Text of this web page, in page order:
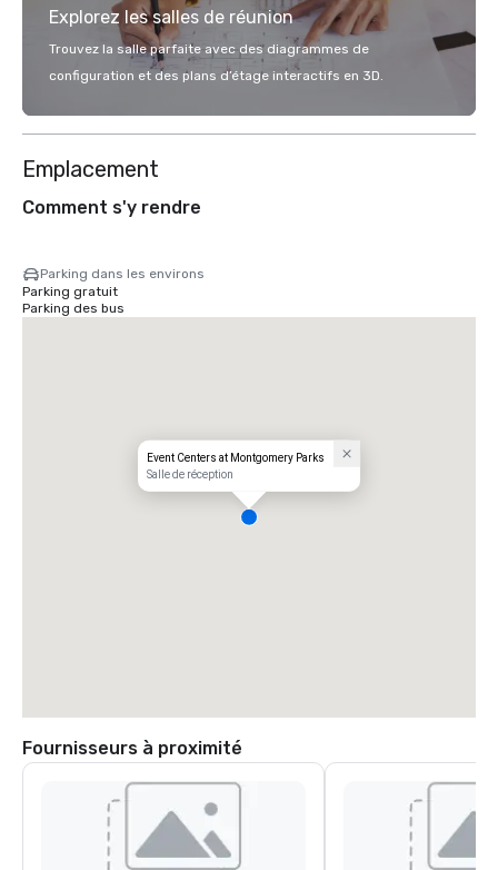
Explorez les salles de réunion
Trouvez la salle parfaite avec des diagrammes de
configuration et des plans d’étage interactifs en 3D.
Emplacement
Comment s'y rendre
Parking dans les environs
Parking gratuit
Parking des bus
Event Centers at Montgomery Parks
Salle de réception
Fournisseurs à proximité